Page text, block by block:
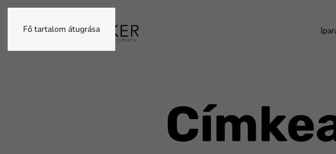
Fő tartalom átugrása